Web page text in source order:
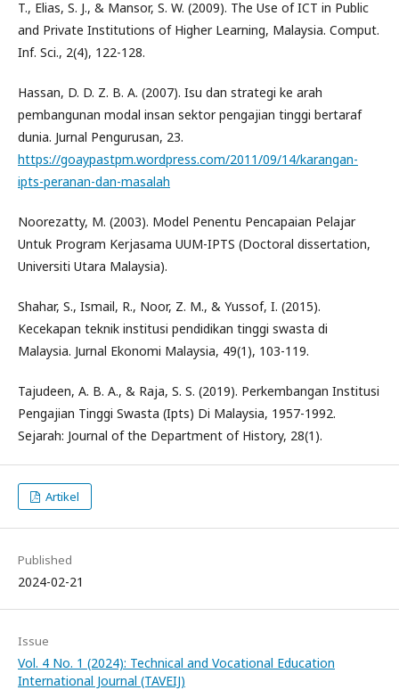
T., Elias, S. J., & Mansor, S. W. (2009). The Use of ICT in Public
and Private Institutions of Higher Learning, Malaysia. Comput.
Inf. Sci., 2(4), 122-128.
Hassan, D. D. Z. B. A. (2007). Isu dan strategi ke arah
pembangunan modal insan sektor pengajian tinggi bertaraf
dunia. Jurnal Pengurusan, 23.
https://goaypastpm.wordpress.com/2011/09/14/karangan-
ipts-peranan-dan-masalah
Noorezatty, M. (2003). Model Penentu Pencapaian Pelajar
Untuk Program Kerjasama UUM-IPTS (Doctoral dissertation,
Universiti Utara Malaysia).
Shahar, S., Ismail, R., Noor, Z. M., & Yussof, I. (2015).
Kecekapan teknik institusi pendidikan tinggi swasta di
Malaysia. Jurnal Ekonomi Malaysia, 49(1), 103-119.
Tajudeen, A. B. A., & Raja, S. S. (2019). Perkembangan Institusi
Pengajian Tinggi Swasta (Ipts) Di Malaysia, 1957-1992.
Sejarah: Journal of the Department of History, 28(1).
Artikel
Published
2024-02-21
Issue
Vol. 4 No. 1 (2024): Technical and Vocational Education
International Journal (TAVEIJ)